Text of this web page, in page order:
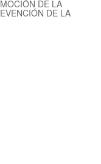
DE LA
DE LA